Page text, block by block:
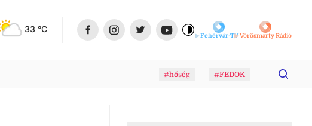
33 °C
Fehérvár-TVVörösmarty Rádió
#hőség #FEDOK